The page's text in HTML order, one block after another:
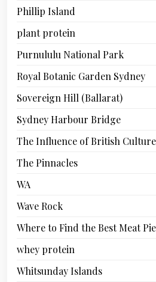
Phillip Island
plant protein
Purnululu National Park
Royal Botanic Garden Sydney
Sovereign Hill (Ballarat)
Sydney Harbour Bridge
The Influence of British
The Pinnacles
WA
Wave Rock
Where to Find the Best Meat
whey protein
Whitsunday Islands